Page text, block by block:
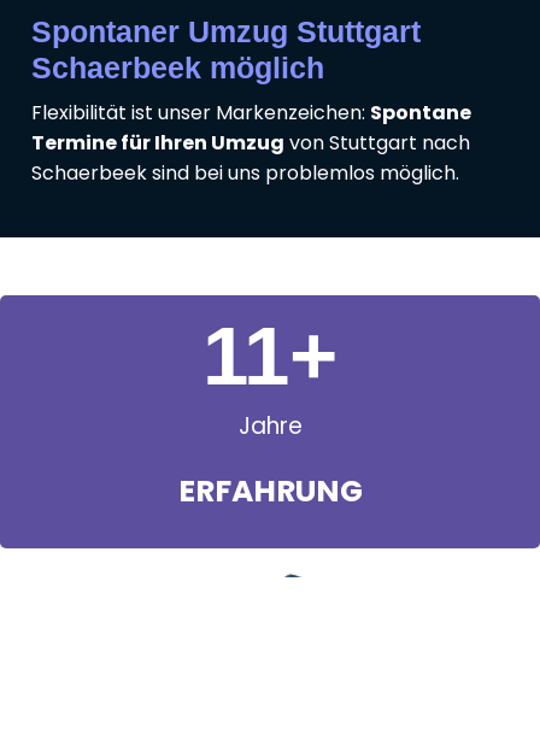
Spontaner Umzug Stuttgart
Schaerbeek möglich
Flexibilität ist unser Markenzeichen: Spontane
Termine für Ihren Umzug von Stuttgart nach
Schaerbeek sind bei uns problemlos möglich.
Jahre
ERFAHRUNG
11+